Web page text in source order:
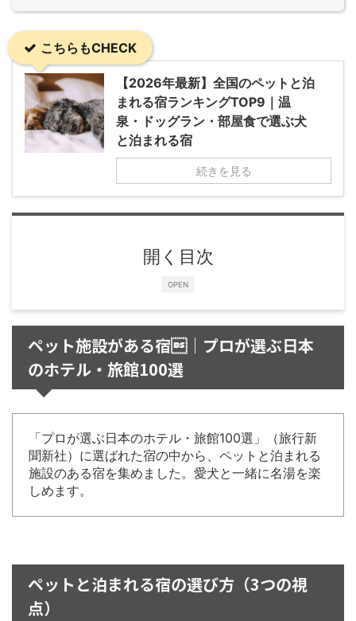
こちらもCHECK
【2026年最新】全国のペットと泊
まれる宿ランキングTOP9｜温
泉・ドッグラン・部屋食で選ぶ犬
と泊まれる宿
続きを見る
OPEN
開く目次
ペット施設がある宿｜プロが選ぶ日本
のホテル・旅館100選
「プロが選ぶ日本のホテル・旅館100選」（旅行新
聞新社）に選ばれた宿の中から、ペットと泊まれる
施設のある宿を集めました。愛犬と一緒に名湯を楽
しめます。
ペットと泊まれる宿の選び方（3つの視
点）